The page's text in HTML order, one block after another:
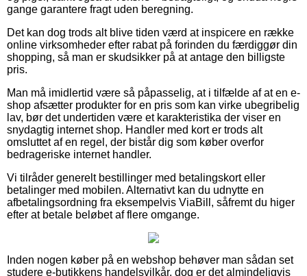
gange garantere fragt uden beregning.
Det kan dog trods alt blive tiden værd at inspicere en række
online virksomheder efter rabat på forinden du færdiggør din
shopping, så man er skudsikker på at antage den billigste
pris.
Man må imidlertid være så påpasselig, at i tilfælde af at en e-
shop afsætter produkter for en pris som kan virke ubegribelig
lav, bør det undertiden være et karakteristika der viser en
snydagtig internet shop. Handler med kort er trods alt
omsluttet af en regel, der bistår dig som køber overfor
bedrageriske internet handler.
Vi tilråder generelt bestillinger med betalingskort eller
betalinger med mobilen. Alternativt kan du udnytte en
afbetalingsordning fra eksempelvis ViaBill, såfremt du higer
efter at betale beløbet af flere omgange.
Inden nogen køber på en webshop behøver man sådan set
studere e-butikkens handelsvilkår, dog er det almindeligvis